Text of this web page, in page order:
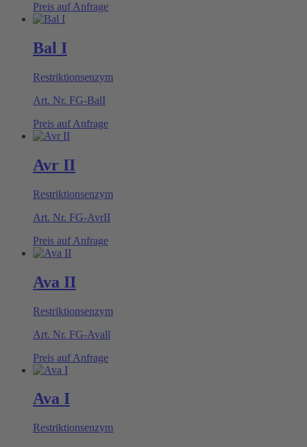
Preis auf Anfrage
Bal I
Restriktionsenzym
Art. Nr. FG-BalI
Preis auf Anfrage
Avr II
Restriktionsenzym
Art. Nr. FG-AvrII
Preis auf Anfrage
Ava II
Restriktionsenzym
Art. Nr. FG-Avall
Preis auf Anfrage
Ava I
Restriktionsenzym